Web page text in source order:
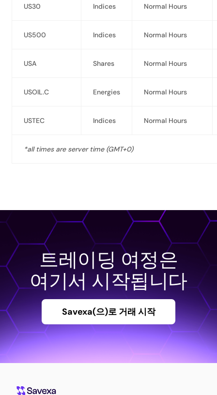
US30 Indices Normal Hours
US500 Indices Normal Hours
USA Shares Normal Hours
USOIL.C Energies Normal Hours
USTEC Indices Normal Hours
*all times are server time (GMT+0)
트레이딩 여정은
여기서 시작됩니다
Savexa(으)로 거래 시작